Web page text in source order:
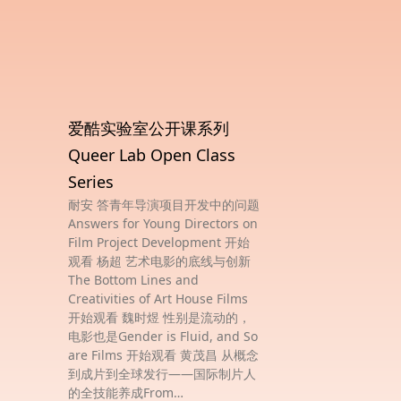
爱酷实验室公开课系列
Queer Lab Open Class
Series
耐安 答青年导演项目开发中的问题
Answers for Young Directors on
Film Project Development 开始
观看 杨超 艺术电影的底线与创新
The Bottom Lines and
Creativities of Art House Films
开始观看 魏时煜 性别是流动的，
电影也是Gender is Fluid, and So
are Films 开始观看 黄茂昌 从概念
到成片到全球发行——国际制片人
的全技能养成From…